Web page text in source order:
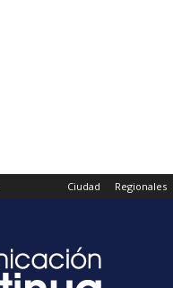
Ciudad Regionales